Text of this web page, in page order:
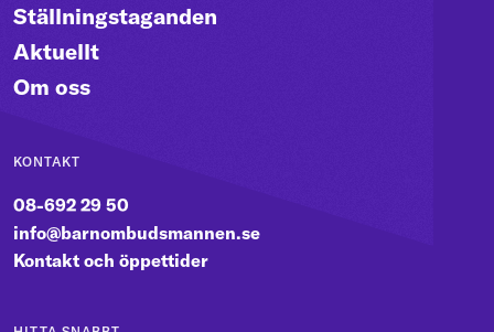
Ställningstaganden
Aktuellt
Om oss
KONTAKT
08-692 29 50
info@barnombudsmannen.se
Kontakt och öppettider